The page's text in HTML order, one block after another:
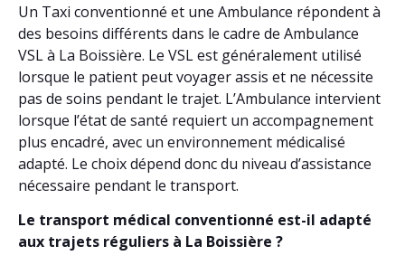
Un Taxi conventionné et une Ambulance répondent à
des besoins différents dans le cadre de Ambulance
VSL à La Boissière. Le VSL est généralement utilisé
lorsque le patient peut voyager assis et ne nécessite
pas de soins pendant le trajet. L’Ambulance intervient
lorsque l’état de santé requiert un accompagnement
plus encadré, avec un environnement médicalisé
adapté. Le choix dépend donc du niveau d’assistance
nécessaire pendant le transport.
Le transport médical conventionné est-il adapté
aux trajets réguliers à La Boissière ?